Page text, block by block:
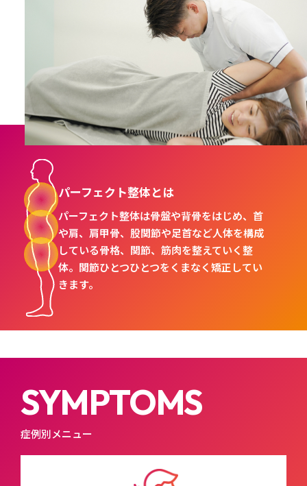
パーフェクト整体とは
パーフェクト整体は骨盤や背骨をはじめ、首
や肩、肩甲骨、股関節や足首など人体を構成
している骨格、関節、筋肉を整えていく整
体。関節ひとつひとつをくまなく矯正してい
きます。
SYMPTOMS
症例別メニュー